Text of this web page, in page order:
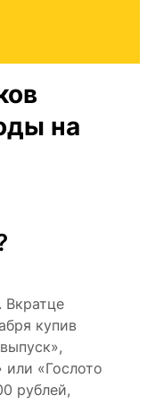
на
. Вкратце
купив
или «Гослото
рублей,